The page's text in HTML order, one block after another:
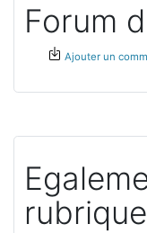
Forum
Ajouter un
rubrique